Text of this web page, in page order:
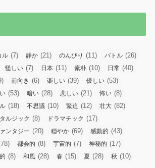
ル (7) 静か (21) のんびり (11) バトル (26)
怪しい (7) 日本 (11) 素朴 (10) 日常 (40)
前向き (6) 楽しい (39) 優しい (53)
(53) 暗い (28) 悲しい (21) 怖い (8)
(18) 不思議 (10) 緊迫 (12) 壮大 (82)
ルジック (8) ドラマチック (17)
ンタジー (20) 穏やか (69) 感動的 (43)
都会的 (8) 宇宙的 (7) 神秘的 (17)
(8) 和風 (28) 春 (15) 夏 (28) 秋 (10)